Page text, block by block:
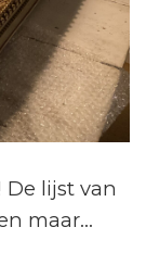
De lijst van
maar…